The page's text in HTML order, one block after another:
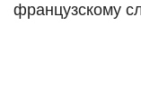
французскому